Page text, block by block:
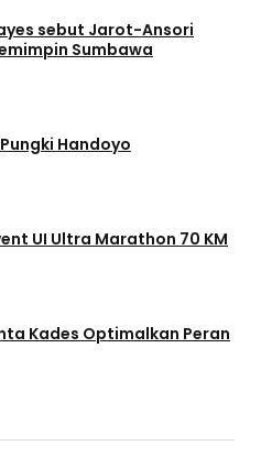
Ansori
Sumbawa
Handoyo
UI Ultra Marathon 70 KM
Kades Optimalkan Peran